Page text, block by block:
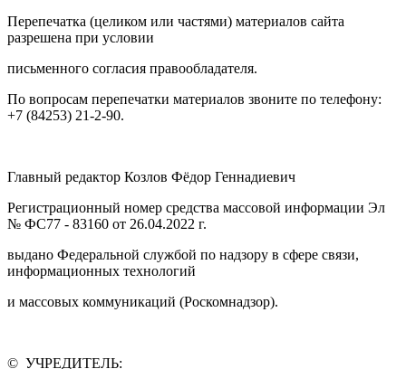
Перепечатка (целиком или частями) материалов сайта
разрешена при условии
письменного согласия правообладателя.
По вопросам перепечатки материалов звоните по телефону:
+7 (84253) 21-2-90.
Главный редактор Козлов Фёдор Геннадиевич
Регистрационный номер средства массовой информации Эл
№ ФС77 - 83160 от 26.04.2022 г.
выдано Федеральной службой по надзору в сфере связи,
информационных технологий
и массовых коммуникаций (Роскомнадзор).
© УЧРЕДИТЕЛЬ: